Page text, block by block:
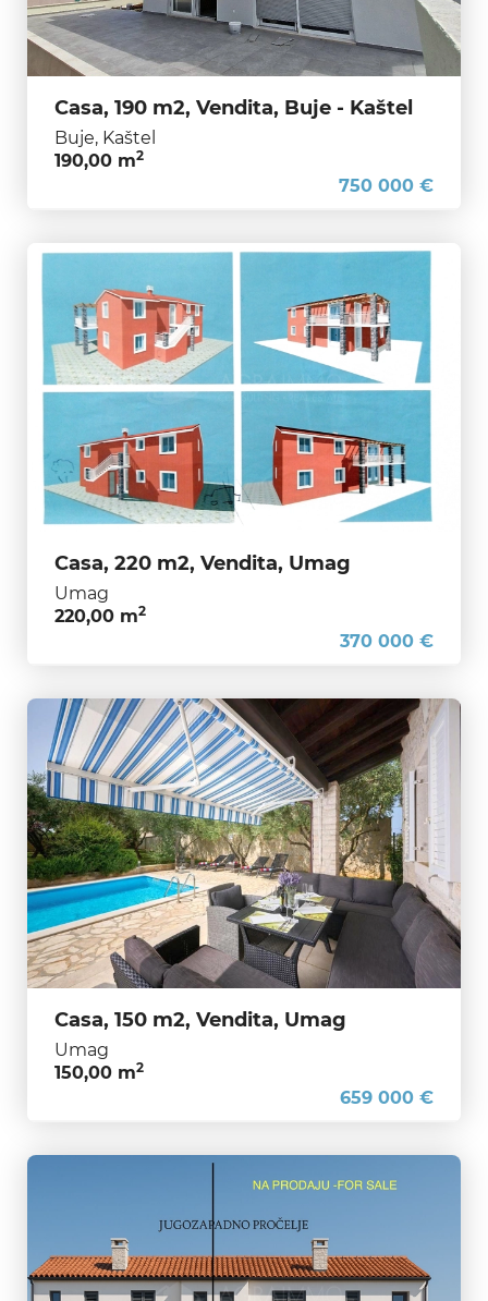
Casa, 190 m2, Vendita, Buje - Kaštel
Buje, Kaštel
190,00 m2
750 000 €
Casa, 220 m2, Vendita, Umag
Umag
220,00 m2
370 000 €
Casa, 150 m2, Vendita, Umag
Umag
150,00 m2
659 000 €